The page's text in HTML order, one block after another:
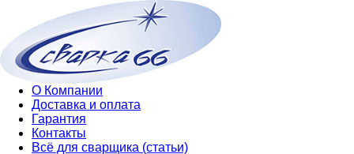
О Компании
Доставка и оплата
Гарантия
Контакты
Всё для сварщика (статьи)